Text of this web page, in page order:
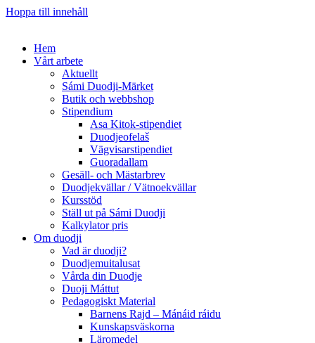
Hoppa till innehåll
Hem
Vårt arbete
Aktuellt
Sámi Duodji-Märket
Butik och webbshop
Stipendium
Asa Kitok-stipendiet
Duodjeofelaš
Vägvisarstipendiet
Guoradallam
Gesäll- och Mästarbrev
Duodjekvällar / Vätnoekvällar
Kursstöd
Ställ ut på Sámi Duodji
Kalkylator pris
Om duodji
Vad är duodji?
Duodjemuitalusat
Vårda din Duodje
Duoji Máttut
Pedagogiskt Material
Barnens Rajd – Mánáid ráidu
Kunskapsväskorna
Läromedel